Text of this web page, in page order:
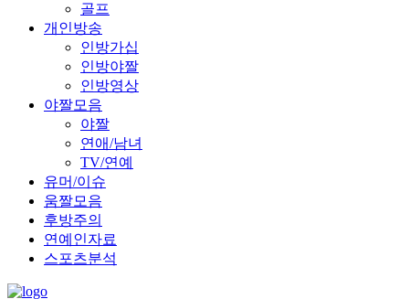
골프
개인방송
인방가십
인방야짤
인방영상
야짤모음
야짤
연애/남녀
TV/연예
유머/이슈
움짤모음
후방주의
연예인자료
스포츠분석